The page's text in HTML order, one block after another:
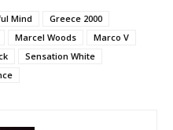
Mind
Greece 2000
Marcel Woods
Marco V
Sensation White